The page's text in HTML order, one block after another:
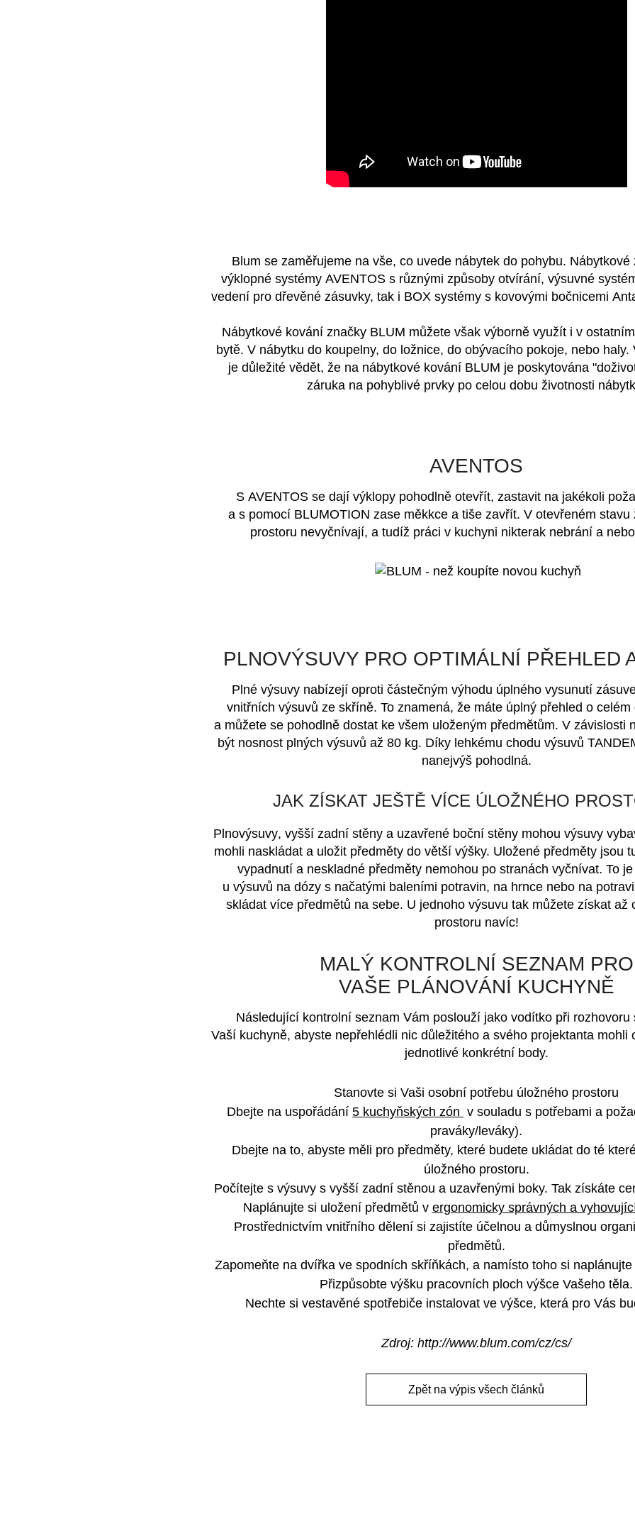
Blum se zaměřujeme na vše, co uvede nábytek do pohybu. Nábytkové
výklopné systémy AVENTOS s různými způsoby otvírání, výsuvné
vedení pro dřevěné zásuvky, tak i BOX systémy s kovovými bočnicemi
Nábytkové kování značky BLUM můžete však výborně využít i v
bytě. V nábytku do koupelny, do ložnice, do obývacího pokoje, nebo
je důležité vědět, že na nábytkové kování BLUM je poskytována "
záruka na pohyblivé prvky po celou dobu životnosti
AVENTOS
S AVENTOS se dají výklopy pohodlně otevřít, zastavit na jakékoli
a s pomocí BLUMOTION zase měkkce a tiše zavřít. V otevřeném stavu
prostoru nevyčnívají, a tudíž práci v kuchyni nikterak nebrání a
PLNOVÝSUVY PRO OPTIMÁLNÍ PŘEHLED
Plné výsuvy nabízejí oproti částečným výhodu úplného vysunutí
vnitřních výsuvů ze skříně. To znamená, že máte úplný přehled o
a můžete se pohodlně dostat ke všem uloženým předmětům. V závislosti
být nosnost plných výsuvů až 80 kg. Díky lehkému chodu výsuvů
nanejvýš pohodlná.
JAK ZÍSKAT JEŠTĚ VÍCE ÚLOŽNÉHO
Plnovýsuvy, vyšší zadní stěny a uzavřené boční stěny mohou výsuvy
mohli naskládat a uložit předměty do větší výšky. Uložené předměty jsou
vypadnutí a neskladné předměty nemohou po stranách vyčnívat. To
u výsuvů na dózy s načatými baleními potravin, na hrnce nebo na
skládat více předmětů na sebe. U jednoho výsuvu tak můžete získat až
prostoru navíc!
MALÝ KONTROLNÍ SEZNAM PRO
VAŠE PLÁNOVÁNÍ KUCHYNĚ
Následující kontrolní seznam Vám poslouží jako vodítko při rozhovoru
Vaší kuchyně, abyste nepřehlédli nic důležitého a svého projektantamohli
jednotlivé konkrétní body.
Stanovte si Vaši osobní potřebu úložného prostoru
Dbejte na uspořádání 5 kuchyňských zón v souladu s potřebami a
praváky/leváky).
Dbejte na to, abyste měli pro předměty, které budete ukládat do té
úložného prostoru.
Počítejte s výsuvy s vyšší zadní stěnou a uzavřenými boky. Tak získáte
Naplánujte si uložení předmětů v ergonomicky správných a
Prostřednictvím vnitřního dělení si zajistíte účelnou a důmyslnou
předmětů.
Zapomeňte na dvířka ve spodních skříňkách, a namísto toho si
Přizpůsobte výšku pracovních ploch výšce Vašeho těla.
Nechte si vestavěné spotřebiče instalovat ve výšce, která pro Vás
Zdroj: http://www.blum.com/cz/cs/
Zpět na výpis všech článků